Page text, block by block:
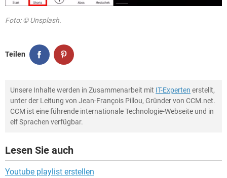
Foto: © Unsplash.
Teilen
Unsere Inhalte werden in Zusammenarbeit mit IT-Experten erstellt,
unter der Leitung von Jean-François Pillou, Gründer von CCM.net.
CCM ist eine führende internationale Technologie-Webseite und in
elf Sprachen verfügbar.
Lesen Sie auch
Youtube playlist erstellen